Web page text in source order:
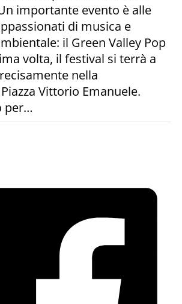
importante evento è alle
di musica e
il Green Valley Pop
volta, il festival si terrà a
nella
Vittorio Emanuele.
per…